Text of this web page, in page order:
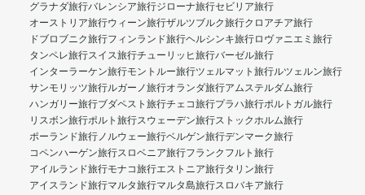
グラナダ旅行バレンシア旅行ジローナ旅行セビリア旅行
オーストリア旅行ウィーン旅行ザルツブルク旅行クロアチア旅行
ドブロブニク旅行フィンランド旅行ヘルシンキ旅行ロヴァニエミ旅行
タンペレ旅行スイス旅行チューリッヒ旅行バーゼル旅行
インターラーケン旅行モントルー旅行ツェルマット旅行ルツェルン旅行
サンモリッツ旅行ルガーノ旅行オランダ旅行アムステルダム旅行
ハンガリー旅行ブダペスト旅行チェコ旅行プラハ旅行ポルトガル旅行
リスボン旅行ポルト旅行スウェーデン旅行ストックホルム旅行
ポーランド旅行ノルウェー旅行ベルゲン旅行デンマーク旅行
コペンハーゲン旅行スロベニア旅行フランクフルト旅行
アイルランド旅行モナコ旅行エストニア旅行タリン旅行
アイスランド旅行マルタ旅行マルタ島旅行スロバキア旅行